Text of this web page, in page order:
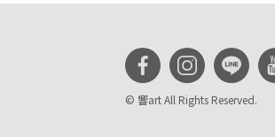
© 響art All Rights Reserved.